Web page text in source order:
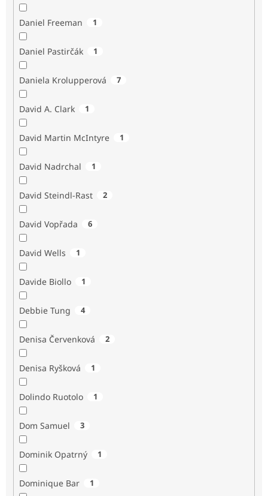
Daniel Freeman 1
Daniel Pastirčák 1
Daniela Krolupperová 7
David A. Clark 1
David Martin McIntyre 1
David Nadrchal 1
David Steindl-Rast 2
David Vopřada 6
David Wells 1
Davide Biollo 1
Debbie Tung 4
Denisa Červenková 2
Denisa Ryšková 1
Dolindo Ruotolo 1
Dom Samuel 3
Dominik Opatrný 1
Dominique Bar 1